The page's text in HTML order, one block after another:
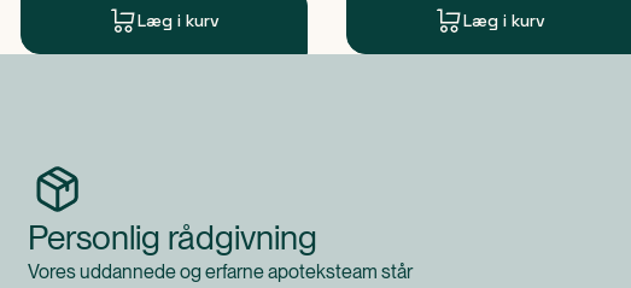
Læg i kurv Læg i kurv
Personlig rådgivning
Vores uddannede og erfarne apoteksteam står